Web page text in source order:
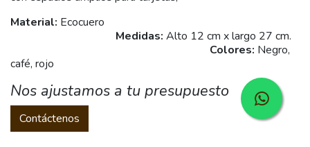
Material: Ecocuero
Medidas: Alto 12 cm x largo 27 cm.
Colores: Negro,
café, rojo
Nos ajustamos a tu presupuesto
Contáctenos